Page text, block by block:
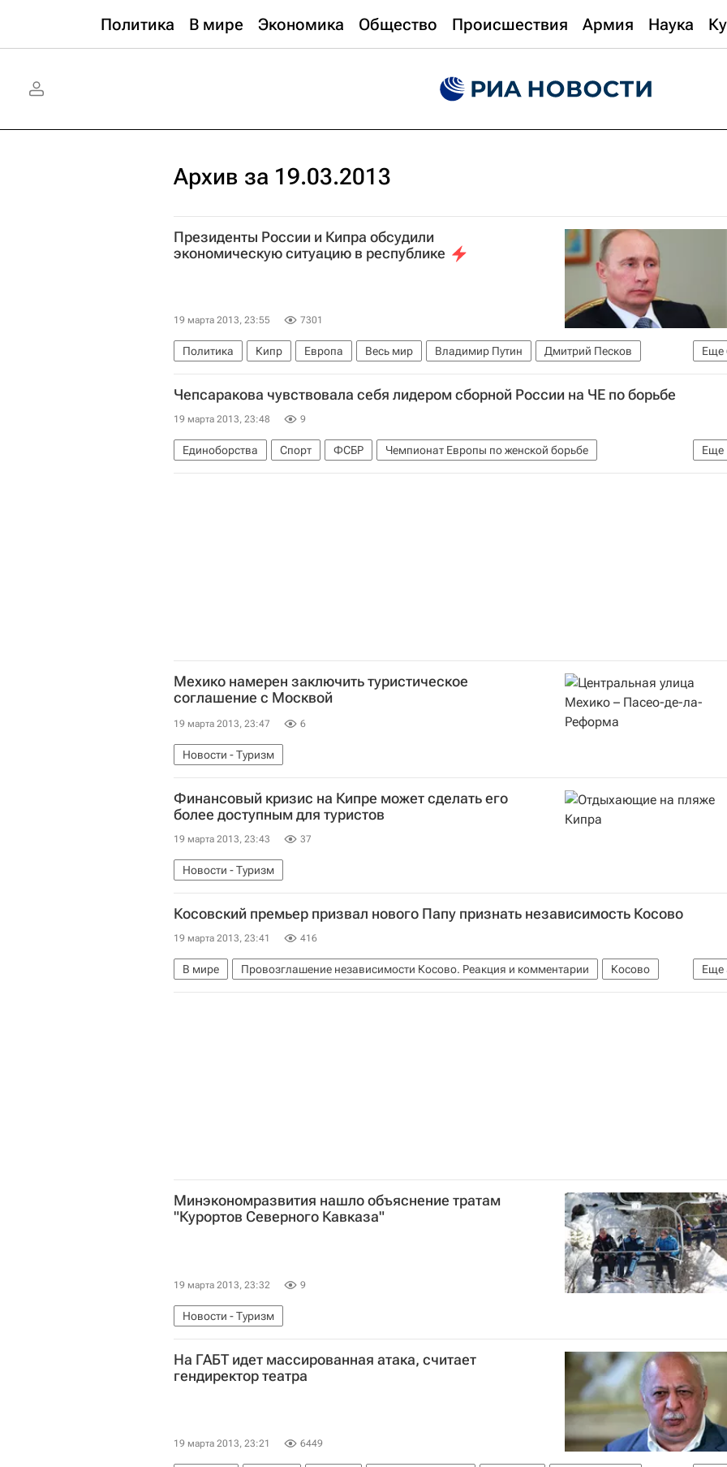
Политика В мире Экономика Общество Происшествия Армия Наука
Архив за 19.03.2013
Президенты России и Кипра обсудили
экономическую ситуацию в республике
19 марта 2013, 23:55 7301
Еще
Политика Кипр Европа Весь мир Владимир Путин
Дмитрий Песков
Никос Анастасиадис
Парламент Кипра Правительство Кипра
Еврогруппа
Списание депозитов кипрских банков
Россия
Чепсаракова чувствовала себя лидером сборной России на ЧЕ по борьбе
19 марта 2013, 23:48 9
Еще
Единоборства Спорт ФСБР
Чемпионат Европы по женской борьбе
Валерия Чепсаракова
Мехико намерен заключить туристическое
соглашение с Москвой
19 марта 2013, 23:47 6
Новости - Туризм
Финансовый кризис на Кипре может сделать его
более доступным для туристов
19 марта 2013, 23:43 37
Новости - Туризм
Косовский премьер призвал нового Папу признать независимость Косово
19 марта 2013, 23:41 416
Еще
В мире Провозглашение независимости Косово. Реакция и комментарии
Косово
Европа
Сербия Весь мир Франциск (Хорхе Марио Бергольо) Хашим Тачи
Минэкономразвития нашло объяснение тратам
"Курортов Северного Кавказа"
19 марта 2013, 23:32 9
Новости - Туризм
На ГАБТ идет массированная атака, считает
гендиректор театра
19 марта 2013, 23:21 6449